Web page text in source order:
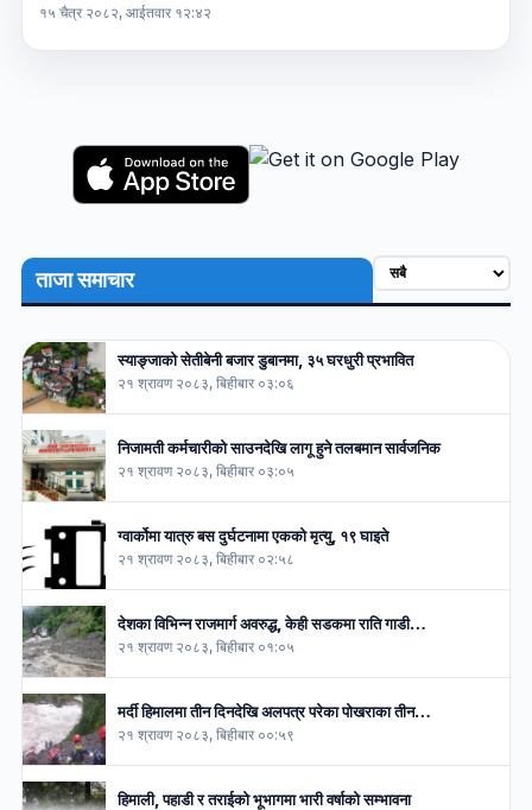
१५ चैत्र २०८२, आईतवार १२:४२
ताजा समाचार
स्याङ्जाको सेतीबेनी बजार डुबानमा, ३५ घरधुरी प्रभावित
२१ श्रावण २०८३, बिहीबार ०३:०६
निजामती कर्मचारीको साउनदेखि लागू हुने तलबमान सार्वजनिक
२१ श्रावण २०८३, बिहीबार ०३:०५
ग्वार्कोमा यात्रु बस दुर्घटनामा एकको मृत्यु, १९ घाइते
२१ श्रावण २०८३, बिहीबार ०२:५८
देशका विभिन्न राजमार्ग अवरुद्ध, केही सडकमा राति गाडी…
२१ श्रावण २०८३, बिहीबार ०१:०५
मर्दी हिमालमा तीन दिनदेखि अलपत्र परेका पोखराका तीन…
२१ श्रावण २०८३, बिहीबार ००:५९
हिमाली, पहाडी र तराईको भूभागमा भारी वर्षाको सम्भावना